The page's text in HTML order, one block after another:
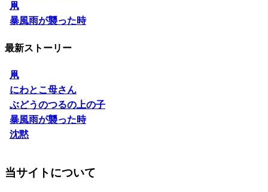
凧
暴風雨が襲った時
最新ストーリー
凧
にわとこ母さん
ぶどうのつるの上の子
暴風雨が襲った時
沈黙
当サイトについて